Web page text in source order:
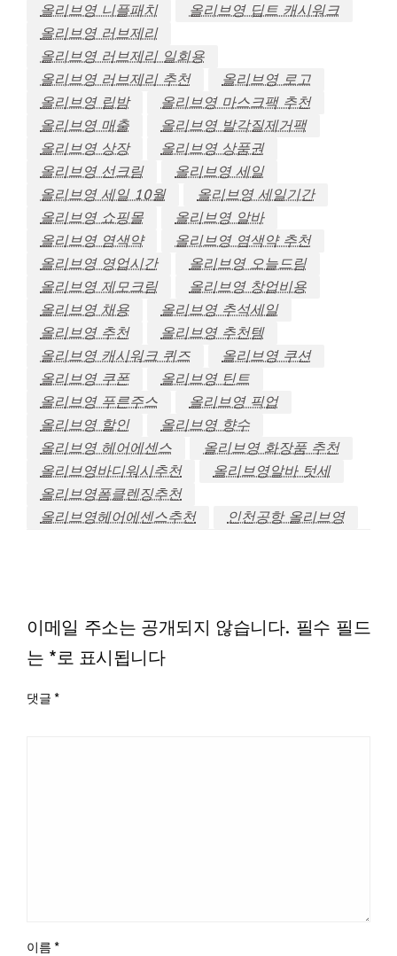
올리브영 니플패치
올리브영 딥트 캐시워크
올리브영 러브제리
올리브영 러브제리 일회용
올리브영 러브제리 추천
올리브영 로고
올리브영 립밤
올리브영 마스크팩 추천
올리브영 매출
올리브영 발각질제거팩
올리브영 상장
올리브영 상품권
올리브영 선크림
올리브영 세일
올리브영 세일 10월
올리브영 세일기간
올리브영 쇼핑몰
올리브영 알바
올리브영 염색약
올리브영 염색약 추천
올리브영 영업시간
올리브영 오늘드림
올리브영 제모크림
올리브영 창업비용
올리브영 채용
올리브영 추석세일
올리브영 추천
올리브영 추천템
올리브영 캐시워크 퀴즈
올리브영 쿠션
올리브영 쿠폰
올리브영 틴트
올리브영 푸른주스
올리브영 픽업
올리브영 할인
올리브영 향수
올리브영 헤어에센스
올리브영 화장품 추천
올리브영바디워시추천
올리브영알바 텃세
올리브영폼클렌징추천
올리브영헤어에센스추천
인천공항 올리브영
이메일 주소는 공개되지 않습니다. 필수 필드
는 *로 표시됩니다
댓글 *
이름 *